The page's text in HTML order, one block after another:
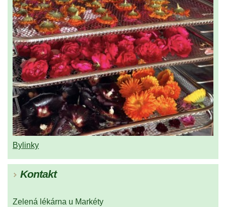
Bylinky
Kontakt
Zelená lékárna u Markéty